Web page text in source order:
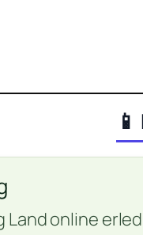
Land online